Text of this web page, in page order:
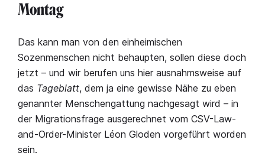
Montag
Das kann man von den einheimischen
Sozenmenschen nicht behaupten, sollen diese doch
jetzt – und wir berufen uns hier ausnahmsweise auf
das Tageblatt, dem ja eine gewisse Nähe zu eben
genannter Menschengattung nachgesagt wird – in
der Migrationsfrage ausgerechnet vom CSV-Law-
and-Order-Minister Léon Gloden vorgeführt worden
sein.